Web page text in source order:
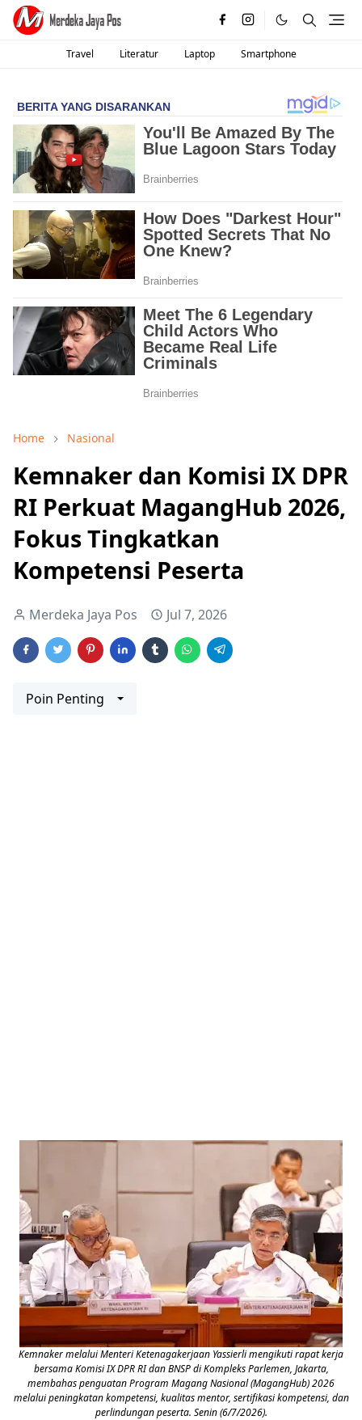
Travel Literatur Laptop Smartphone
Home Nasional
Kemnaker dan Komisi IX DPR
RI Perkuat MagangHub 2026,
Fokus Tingkatkan
Kompetensi Peserta
Merdeka Jaya Pos Jul 7, 2026
Poin Penting
Kemnaker melalui Menteri Ketenagakerjaan Yassierli mengikuti rapat kerja
bersama Komisi IX DPR RI dan BNSP di Kompleks Parlemen, Jakarta,
membahas penguatan Program Magang Nasional (MagangHub) 2026
melalui peningkatan kompetensi, kualitas mentor, sertifikasi kompetensi, dan
perlindungan peserta. Senin (6/7/2026).